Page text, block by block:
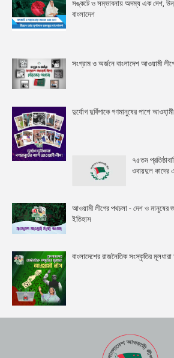
সঙ্কটে ও সম্ভাবনায় অদম্য এক দেশ,
বাংলাদেশ
সংগ্রাম ও অর্জনে বাংলাদেশ আওয়ামী
দুর্যোগ দুর্বিপাকে গণমানুষের পাশে
৭৫তম
ওবায়দুল কাদের
আওয়ামী লীগের পথচলা - দেশ ও মানুষের
ইতিহাস
বাংলাদেশের রাজনৈতিক সংস্কৃতির